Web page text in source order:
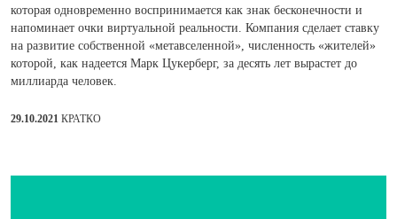
которая одновременно воспринимается как знак бесконечности и
напоминает очки виртуальной реальности. Компания сделает ставку
на развитие собственной «метавселенной», численность «жителей»
которой, как надеется Марк Цукерберг, за десять лет вырастет до
миллиарда человек.
29.10.2021 КРАТКО